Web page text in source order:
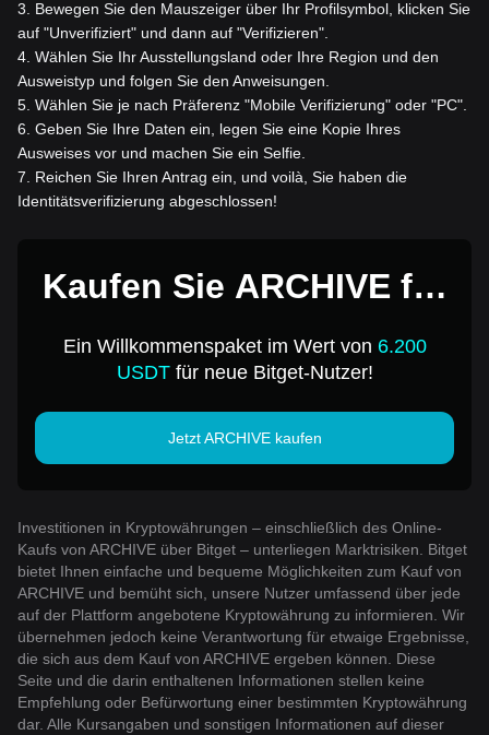
3
Bewegen Sie den Mauszeiger über Ihr Profilsymbol, klicken Sie
auf "Unverifiziert" und dann auf "Verifizieren".
4 Wählen Sie Ihr Ausstellungsland oder Ihre Region und den
Ausweistyp und folgen Sie den Anweisungen.
5 Wählen Sie je nach Präferenz "Mobile Verifizierung" oder "PC".
6 Geben Sie Ihre Daten ein, legen Sie eine Kopie Ihres
Ausweises vor und machen Sie ein Selfie.
7
Reichen Sie Ihren Antrag ein, und voilà, Sie haben die
Identitätsverifizierung abgeschlossen!
Kaufen Sie ARCHIVE für
Ein Willkommenspaket im Wert von 6.200
USDTfür neue Bitget-Nutzer!
Jetzt ARCHIVE kaufen
Investitionen in Kryptowährungen – einschließlich des Online-
Kaufs von ARCHIVE über Bitget – unterliegen Marktrisiken. Bitget
bietet Ihnen einfache und bequeme Möglichkeiten zum Kauf von
ARCHIVE und bemüht sich, unsere Nutzer umfassend über jede
auf der Plattform angebotene Kryptowährung zu informieren. Wir
übernehmen jedoch keine Verantwortung für etwaige Ergebnisse,
die sich aus dem Kauf von ARCHIVE ergeben können. Diese
Seite und die darin enthaltenen Informationen stellen keine
Empfehlung oder Befürwortung einer bestimmten Kryptowährung
dar. Alle Kursangaben und sonstigen Informationen auf dieser